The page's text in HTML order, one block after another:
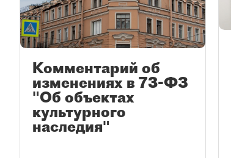
Комментарий об
изменениях в 73-ФЗ
"Об объектах
культурного
наследия"